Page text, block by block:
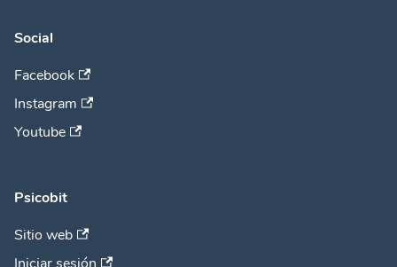
Social
Facebook
Instagram
Youtube
Psicobit
Sitio web